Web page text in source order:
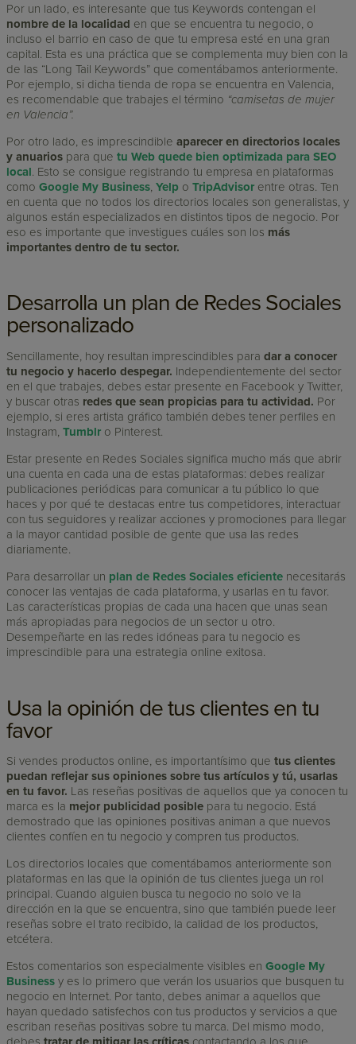
Por un lado, es interesante que tus Keywords contengan el
nombre de la localidad en que se encuentra tu negocio, o
incluso el barrio en caso de que tu empresa esté en una gran
capital. Esta es una práctica que se complementa muy bien con la
de las “Long Tail Keywords” que comentábamos anteriormente.
Por ejemplo, si dicha tienda de ropa se encuentra en Valencia,
es recomendable que trabajes el término “camisetas de mujer
en Valencia”.
Por otro lado, es imprescindibleaparecer en directorios locales
y anuarios para quetu Web quede bien optimizada para SEO
local. Esto se consigue registrando tu empresa en plataformas
comoGoogle My Business,Yelp oTripAdvisor entre otras. Ten
en cuenta que no todos los directorios locales son generalistas, y
algunos están especializados en distintos tipos de negocio. Por
eso es importante que investigues cuáles son los más
importantes dentro de tu sector.
Desarrolla un plan de Redes Sociales
personalizado
Sencillamente, hoy resultan imprescindibles paradar a conocer
tu negocio y hacerlo despegar. Independientemente del sector
en el que trabajes, debes estar presente en Facebook y Twitter,
y buscar otras redes que sean propicias para tu actividad. Por
ejemplo, si eres artista gráfico también debes tener perfiles en
Instagram,Tumblr o Pinterest.
Estar presente en Redes Sociales significa mucho más que abrir
una cuenta en cada una de estas plataformas: debes realizar
publicaciones periódicas para comunicar a tu público lo que
haces y por qué te destacas entre tus competidores, interactuar
con tus seguidores y realizar acciones y promociones para llegar
a la mayor cantidad posible de gente que usa las redes
diariamente.
Para desarrollar un plan de Redes Sociales eficiente necesitarás
conocer las ventajas de cada plataforma, y usarlas en tu favor.
Las características propias de cada una hacen que unas sean
más apropiadas para negocios de un sector u otro.
Desempeñarte en las redes idóneas para tu negocio es
imprescindible para una estrategia online exitosa.
Usa la opinión de tus clientes en tu
favor
Si vendes productos online, es importantísimo quetus clientes
puedan reflejar sus opiniones sobre tus artículos y tú, usarlas
en tu favor. Las reseñas positivas de aquellos que ya conocen tu
marca es la mejor publicidad posible para tu negocio. Está
demostrado que las opiniones positivas animan a que nuevos
clientes confíen en tu negocio y compren tus productos.
Los directorios locales que comentábamos anteriormente son
plataformas en las que la opinión de tus clientes juega un rol
principal. Cuando alguien busca tu negocio no solo ve la
dirección en la que se encuentra, sino que también puede leer
reseñas sobre el trato recibido, la calidad de los productos,
etcétera.
Estos comentarios son especialmente visibles enGoogle My
Business y es lo primero que verán los usuarios que busquen tu
negocio en Internet. Por tanto, debes animar a aquellos que
hayan quedado satisfechos con tus productos y servicios a que
escriban reseñas positivas sobre tu marca. Del mismo modo,